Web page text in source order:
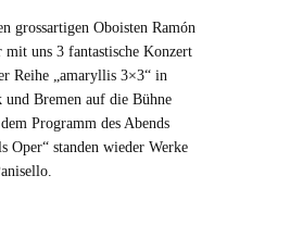
grossartigen Oboisten Ramón
mit uns 3 fantastische Konzert
Reihe „amaryllis 3×3“ in
Bremen auf die Bühne
Programm des Abends
Oper“ standen wieder Werke